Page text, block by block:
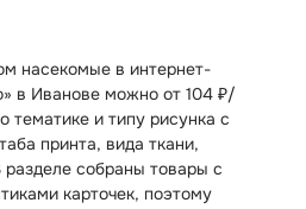
насекомые в интернет-
в Иванове можно от 104 ₽/
тематике и типу рисунка с
принта, вида ткани,
собраны товары с
карточек, поэтому